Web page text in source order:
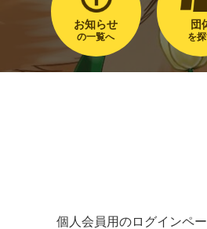
お知らせ
の一覧へ
団
を
個人会員用のログインペー